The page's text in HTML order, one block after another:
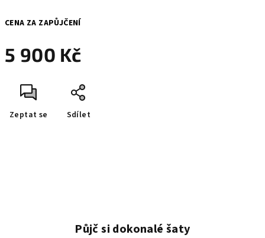
5 900 Kč
cena:
CENA ZA ZAPŮJČENÍ
Zeptat se Sdílet
Půjč si dokonalé šaty